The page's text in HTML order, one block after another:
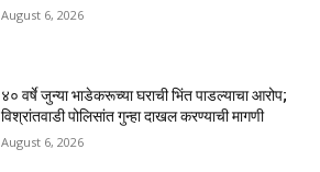
August 6, 2026
४० वर्षे जुन्या भाडेकरूच्या घराची भिंत पाडल्याचा आरोप;
विश्रांतवाडी पोलिसांत गुन्हा दाखल करण्याची मागणी
August 6, 2026